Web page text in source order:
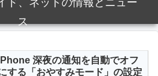
ド、ネットの情報とニュー
ス
深夜の通知を自動でオフ
する「おやすみモード」の設定